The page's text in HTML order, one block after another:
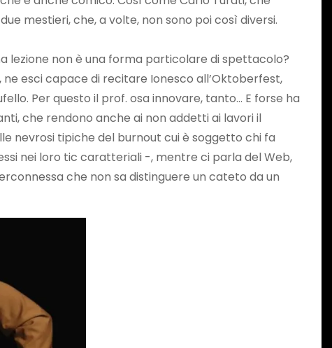
mestieri, che, a volte, non sono poi così diversi.
lezione non è una forma particolare di spettacolo?
ne esci capace di recitare Ionesco all’Oktoberfest,
Per questo il prof. osa innovare, tanto… E forse ha
che rendono anche ai non addetti ai lavori il
nevrosi tipiche del burnout cui è soggetto chi fa
nei loro tic caratteriali -, mentre ci parla del Web,
che non sa distinguere un cateto da un